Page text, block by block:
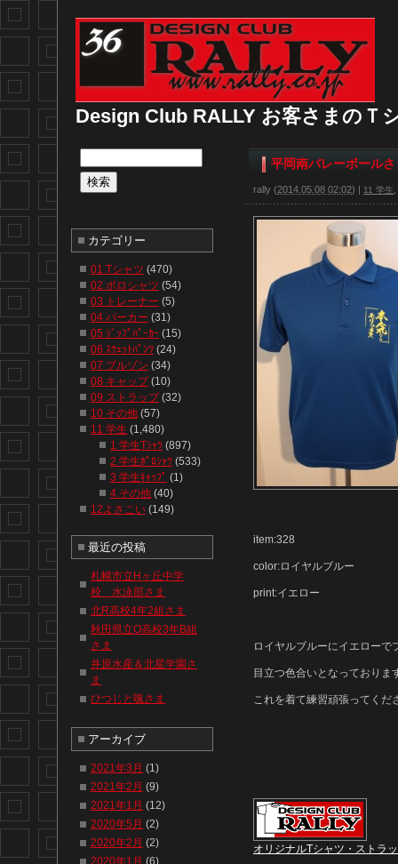
Design Club RALLY お客さまのＴ
平岡南バレーボールさ
rally (2014.05.08 02:02) | 11 学生
item:328
color:ロイヤルブルー
print:イエロー
ロイヤルブルーにイエローで
目立つ色合いとなっておりま
これを着て練習頑張ってくだ
オリジナルTシャツ・ストラ
カテゴリー
01 Tシャツ (470)
02 ポロシャツ (54)
03 トレーナー (5)
04 パーカー (31)
05 ｼﾞｯﾌﾟﾊﾟｰｶｰ (15)
06 ｽｳｪｯﾄﾊﾟﾝﾂ (24)
07 ブルゾン (34)
08 キャップ(10)
09 ストラップ(32)
10 その他 (57)
11 学生 (1,480)
1 学生Tｼｬﾂ (897)
2 学生ﾎﾟﾛｼｬﾂ (533)
3 学生ｷｬｯﾌﾟ (1)
4 その他 (40)
12よさこい (149)
最近の投稿
札幌市立Hヶ丘中学
校 水泳部さま
北R高校4年2組さま
秋田県立O高校3年B組
さま
井原水産＆北星学園さ
ま
ひつじと颯さま
アーカイブ
2021年3月 (1)
2021年2月 (9)
2021年1月 (12)
2020年5月 (2)
2020年2月 (2)
2020年1月 (6)